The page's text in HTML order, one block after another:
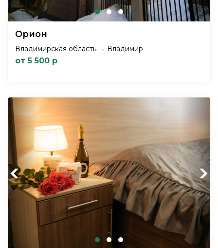
Орион
Владимирская область → Владимир
от 5 500 р
Previous Next